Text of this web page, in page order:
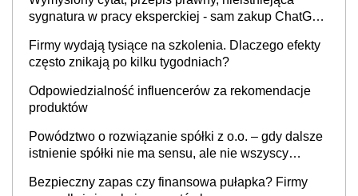
sygnatura w pracy eksperckiej - sam zakup ChatGPT
Firmy wydają tysiące na szkolenia. Dlaczego efekty
często znikają po kilku tygodniach?
Odpowiedzialność influencerów za rekomendacje
produktów
Powództwo o rozwiązanie spółki z o.o. – gdy dalsze
istnienie spółki nie ma sensu, ale nie wszyscy
Bezpieczny zapas czy finansowa pułapka? Firmy